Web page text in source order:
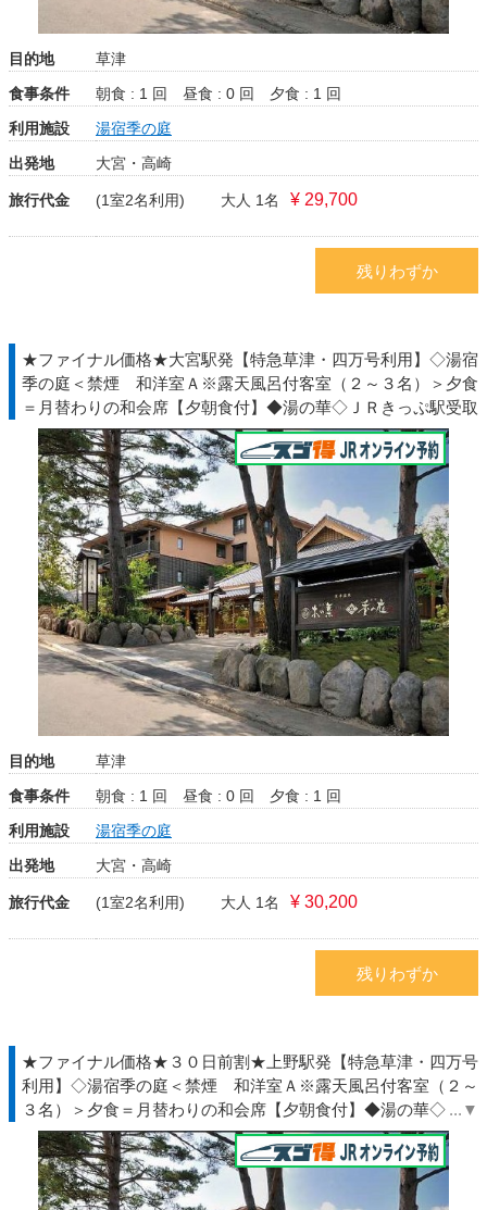
目的地
草津
食事条件
朝食 : 1 回 昼食 : 0 回
夕食 : 1 回
利用施設
湯宿季の庭
出発地
大宮・高崎
旅行代金 (1室2名利用) 大人 1名 ¥ 29,700
残りわずか
★ファイナル価格★大宮駅発【特急草津・四万号利用】◇湯宿
季の庭＜禁煙 和洋室Ａ※露天風呂付客室（２～３名）＞夕食
＝月替わりの和会席【夕朝食付】◆湯の華◇ＪＲきっぷ駅受取
目的地
草津
食事条件
朝食 : 1 回 昼食 : 0 回
夕食 : 1 回
利用施設
湯宿季の庭
出発地
大宮・高崎
旅行代金 (1室2名利用) 大人 1名 ¥ 30,200
残りわずか
★ファイナル価格★３０日前割★上野駅発【特急草津・四万号
利用】◇湯宿季の庭＜禁煙 和洋室Ａ※露天風呂付客室（２～
３名）＞夕食＝月替わりの和会席【夕朝食付】◆湯の華◇ＪＲ
きっぷ駅受取